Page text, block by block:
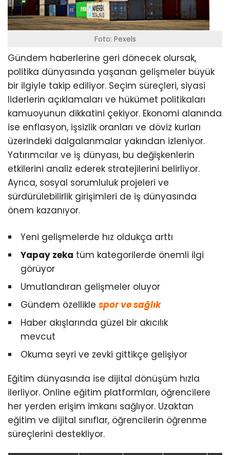
Foto: Pexels
Gündem haberlerine geri dönecek olursak,
politika dünyasında yaşanan gelişmeler büyük
bir ilgiyle takip ediliyor. Seçim süreçleri, siyasi
liderlerin açıklamaları ve hükümet politikaları
kamuoyunun dikkatini çekiyor. Ekonomi alanında
ise enflasyon, işsizlik oranları ve döviz kurları
üzerindeki dalgalanmalar yakından izleniyor.
Yatırımcılar ve iş dünyası, bu değişkenlerin
etkilerini analiz ederek stratejilerini belirliyor.
Ayrıca, sosyal sorumluluk projeleri ve
sürdürülebilirlik girişimleri de iş dünyasında
önem kazanıyor.
Yeni gelişmelerde hız oldukça arttı
Yapay zeka tüm kategorilerde önemli ilgi
görüyor
Umutlandıran gelişmeler oluyor
Gündem özellikle spor ve sağlık
Haber akışlarında güzel bir akıcılık
mevcut
Okuma seyri ve zevki gittikçe gelişiyor
Eğitim dünyasında ise dijital dönüşüm hızla
ilerliyor. Online eğitim platformları, öğrencilere
her yerden erişim imkanı sağlıyor. Uzaktan
eğitim ve dijital sınıflar, öğrencilerin öğrenme
süreçlerini destekliyor.